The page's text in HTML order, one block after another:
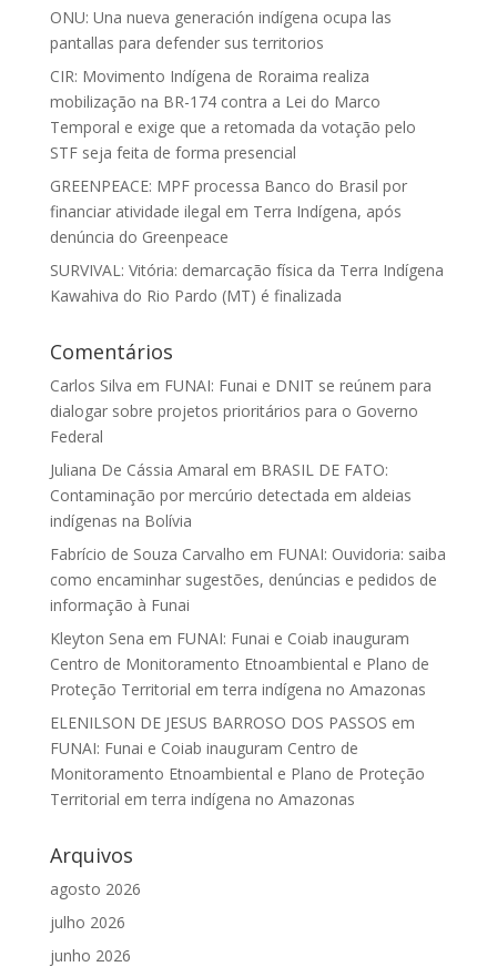
ONU: Una nueva generación indígena ocupa las
pantallas para defender sus territorios
CIR: Movimento Indígena de Roraima realiza
mobilização na BR-174 contra a Lei do Marco
Temporal e exige que a retomada da votação pelo
STF seja feita de forma presencial
GREENPEACE: MPF processa Banco do Brasil por
financiar atividade ilegal em Terra Indígena, após
denúncia do Greenpeace
SURVIVAL: Vitória: demarcação física da Terra Indígena
Kawahiva do Rio Pardo (MT) é finalizada
Comentários
Carlos Silva em FUNAI: Funai e DNIT se reúnem para
dialogar sobre projetos prioritários para o Governo
Federal
Juliana De Cássia Amaral em BRASIL DE FATO:
Contaminação por mercúrio detectada em aldeias
indígenas na Bolívia
Fabrício de Souza Carvalho em FUNAI: Ouvidoria: saiba
como encaminhar sugestões, denúncias e pedidos de
informação à Funai
Kleyton Sena em FUNAI: Funai e Coiab inauguram
Centro de Monitoramento Etnoambiental e Plano de
Proteção Territorial em terra indígena no Amazonas
ELENILSON DE JESUS BARROSO DOS PASSOS em
FUNAI: Funai e Coiab inauguram Centro de
Monitoramento Etnoambiental e Plano de Proteção
Territorial em terra indígena no Amazonas
Arquivos
agosto 2026
julho 2026
junho 2026